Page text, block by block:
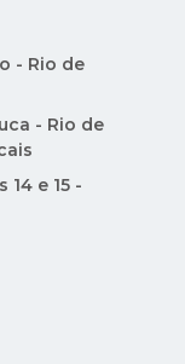
- Rio de
- Rio de
14 e 15 -